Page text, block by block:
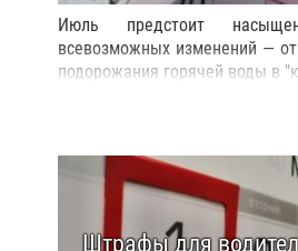
Июль предстоит
всевозможных изменений —
подорожания горячей воды в
Штрафы для